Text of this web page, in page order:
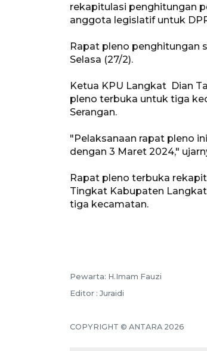
rekapitulasi penghitungan
anggota legislatif untuk
Rapat pleno penghitungan
Selasa (27/2).
Ketua KPU Langkat Dian
pleno terbuka untuk tiga
Serangan.
"Pelaksanaan rapat pleno
dengan 3 Maret 2024,"
Rapat pleno terbuka
Tingkat Kabupaten
tiga kecamatan.
Pewarta: H.Imam Fauzi
Editor : Juraidi
COPYRIGHT © ANTARA 2026